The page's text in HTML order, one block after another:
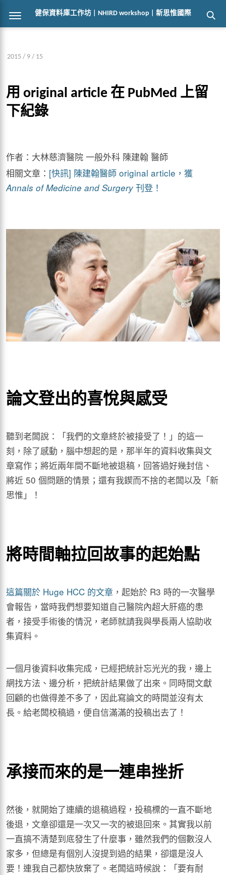
健保資料庫工作坊 | NHIRD workshop | 新思惟國際
2015 / 9 / 15
用 original article 在 PubMed 上留
下紀錄
作者：大林慈濟醫院 一般外科 陳建翰 醫師
相關文章： [快訊] 陳建翰醫師 original article，獲
Annals of Medicine and Surgery 刊登！
論文登出的喜悅與感受
聽到老闆說：「我們的文章終於被接受了！」的這一
刻，除了感動，腦中想起的是，那半年的資料收集與文
章寫作；將近兩年間不斷地被退稿，回答過好幾封信、
將近 50 個問題的情景；還有我鍥而不捨的老闆以及「新
思惟」！
將時間軸拉回故事的起始點
這篇關於 Huge HCC 的文章 ，起始於 R3 時的一次醫學
會報告，當時我們想要知道自己醫院內超大肝癌的患
者，接受手術後的情況，老師就請我與學長兩人協助收
集資料。
一個月後資料收集完成，已經把統計忘光光的我，邊上
網找方法、邊分析，把統計結果做了出來。同時間文獻
回顧的也做得差不多了，因此寫論文的時間並沒有太
長。給老闆校稿過，便自信滿滿的投稿出去了！
承接而來的是一連串挫折
然後，就開始了連續的退稿過程，投稿標的一直不斷地
後退，文章卻還是一次又一次的被退回來。其實我以前
一直搞不清楚到底發生了什麼事，雖然我們的個數沒人
家多，但總是有個別人沒提到過的結果，卻還是沒人
要！連我自己都快放棄了。老闆這時候說：「要有耐